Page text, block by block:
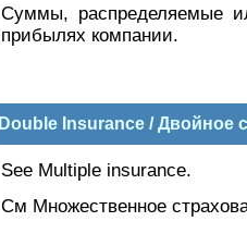
Суммы, распределяемые
прибылях компании.
Double Insurance / Двойное
See Multiple insurance.
См Множественное